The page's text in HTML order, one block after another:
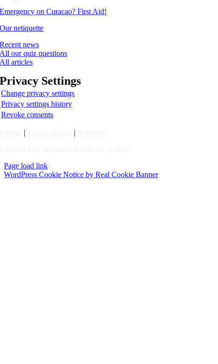
Emergency on Curacao? First Aid!
Our netiquette
Recent news
All our quiz questions
All articles
Privacy Settings
Change privacy settings
Privacy settings history
Revoke consents
| |
Page load link
WordPress Cookie Notice by Real Cookie Banner